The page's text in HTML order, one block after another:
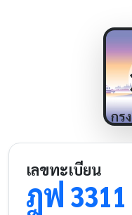
กรุ
เลขทะเบียน
ฎฟ 3311